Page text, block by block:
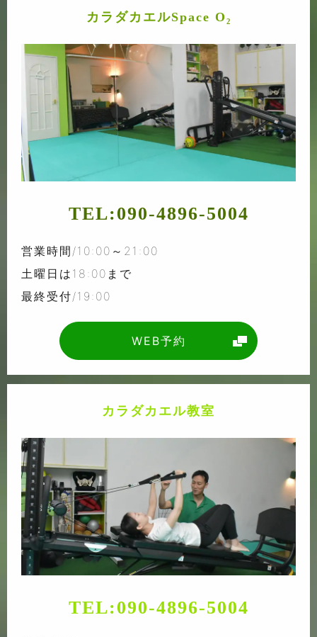
カラダカエルSpace O₂
TEL:090-4896-5004
営業時間/10:00～21:00
土曜日は18:00まで
最終受付/19:00
WEB予約
カラダカエル教室
TEL:090-4896-5004